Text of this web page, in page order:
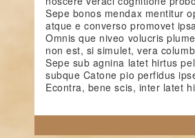
Sepe bonos mendax mentitur
atque e converso promovet
Omnis que niveo volucris
non est, si simulet, vera
Sepe sub agnina latet hirtus
subque Catone pio perfidus
Econtra, bene scis, inter latet